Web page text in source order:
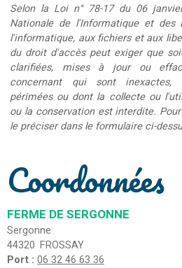
Selon la Loi n° 78-17 du 06
Nationale de l'Informatique et des
l'informatique, aux fichiers et aux
du droit d'accès peut exiger que
clarifiées, mises à jour ou
concernant qui sont inexactes,
périmées ou dont la collecte ou
ou la conservation est interdite.
le préciser dans le formulaire ci-
Coordonnées
FERME DE SERGONNE
Sergonne
44320 FROSSAY
Port : 06 32 46 63 36